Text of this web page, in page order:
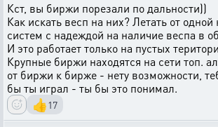
Кст, вы биржи порезали по дальности))
Как искать весп на них? Летать от одной
систем с надеждой на наличие веспа в
И это работает только на пустых
Крупные биржи находятся на сети топ.
от биржи к бирже - нету возможности,
бы ты играл - ты бы это понимал.
👍17